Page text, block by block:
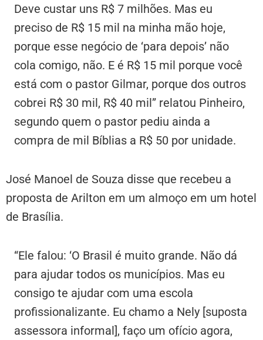
Deve custar uns R$ 7 milhões. Mas eu
preciso de R$ 15 mil na minha mão hoje,
porque esse negócio de ‘para depois’ não
cola comigo, não. E é R$ 15 mil porque você
está com o pastor Gilmar, porque dos outros
cobrei R$ 30 mil, R$ 40 mil” relatou Pinheiro,
segundo quem o pastor pediu ainda a
compra de mil Bíblias a R$ 50 por unidade.
José Manoel de Souza disse que recebeu a
proposta de Arilton em um almoço em um hotel
de Brasília.
“Ele falou: ‘O Brasil é muito grande. Não dá
para ajudar todos os municípios. Mas eu
consigo te ajudar com uma escola
profissionalizante. Eu chamo a Nely [suposta
assessora informal], faço um ofício agora,